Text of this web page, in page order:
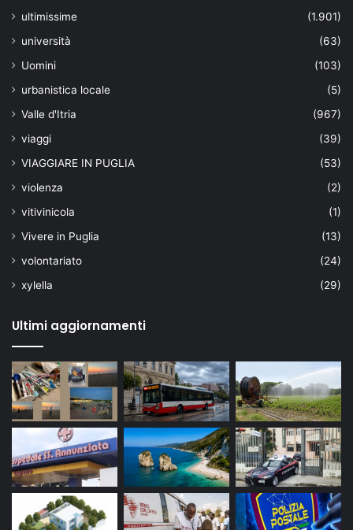
ultimissime
(1.901)
università
(63)
Uomini
(103)
urbanistica locale
(5)
Valle d'Itria
(967)
viaggi
(39)
VIAGGIARE IN PUGLIA
(53)
violenza
(2)
vitivinicola
(1)
Vivere in Puglia
(13)
volontariato
(24)
xylella
(29)
Ultimi aggiornamenti